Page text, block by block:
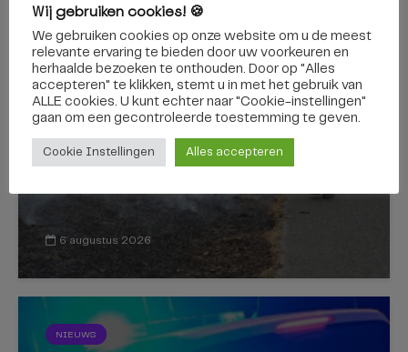
GILZE EN RIJEN
Flinke bermbrand op A58 bij
Gilze veroorzaakt file van 10
kilometer
6 augustus 2026
NIEUWS
Wij gebruiken cookies! 🍪
We gebruiken cookies op onze website om u de meest
relevante ervaring te bieden door uw voorkeuren en
herhaalde bezoeken te onthouden. Door op "Alles
accepteren" te klikken, stemt u in met het gebruik van
ALLE cookies. U kunt echter naar "Cookie-instellingen"
gaan om een ​​gecontroleerde toestemming te geven.
Cookie Instellingen Alles accepteren